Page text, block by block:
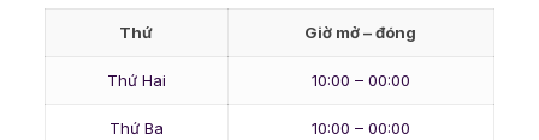
Thứ Giờ mở – đóng
Thứ Hai 10:00 – 00:00
Thứ Ba 10:00 – 00:00